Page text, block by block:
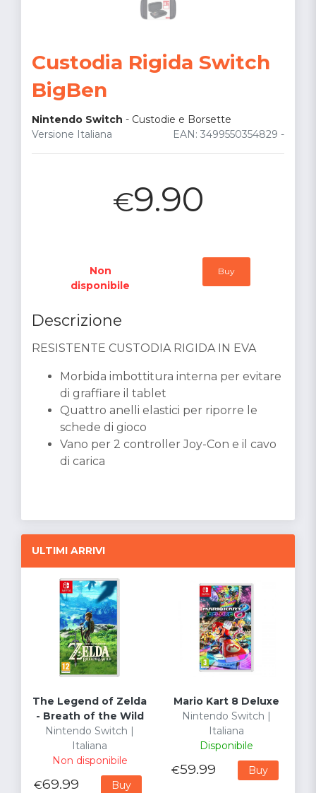
Custodia Rigida Switch
BigBen
Nintendo Switch - Custodie e Borsette
EAN: 3499550354829 -
Versione Italiana
€9.90
Non
disponibile
Buy
Descrizione
RESISTENTE CUSTODIA RIGIDA IN EVA
Morbida imbottitura interna per evitare
di graffiare il tablet
Quattro anelli elastici per riporre le
schede di gioco
Vano per 2 controller Joy-Con e il cavo
di carica
ULTIMI ARRIVI
The Legend of Zelda
- Breath of the Wild
Nintendo Switch |
Italiana
Non disponibile
€69.99 Buy
Mario Kart 8 Deluxe
Nintendo Switch |
Italiana
Disponibile
€59.99 Buy